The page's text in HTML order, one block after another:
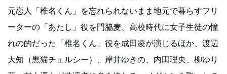
元恋人「椎名くん」を忘れられないまま地元で暮らすフリ
ーターの「あたし」役を門脇麦、高校時代に女子生徒の憧
れの的だった「椎名くん」役を成田凌が演じるほか、渡辺
大知（黒猫チェルシー）、岸井ゆきの、内田理央、柳ゆり